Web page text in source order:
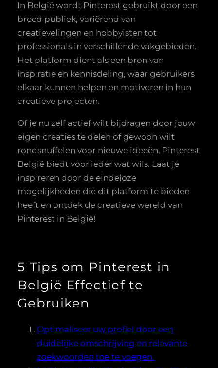
In België wordt Pinterest gebruikt door een
breed publiek, variërend van
creatievelingen en hobbyisten tot
professionals in verschillende vakgebieden.
Het platform dient als een bron van
inspiratie en kennisdeling, waar gebruikers
elkaar kunnen helpen en motiveren in hun
creatieve projecten.
Of je nu zelf actief wilt bijdragen door jouw
eigen creaties te delen of gewoon wilt
rondsnuffelen voor nieuwe ideeën, Pinterest
België biedt voor ieder wat wils. Laat je
inspireren door de eindeloze
mogelijkheden die dit platform te bieden
heeft en ontdek de creatieve wereld van
Pinterest in België!
5 Tips om Pinterest in
België Effectief te
Gebruiken
Optimaliseer uw profiel door een
duidelijke omschrijving en relevante
zoekwoorden toe te voegen.